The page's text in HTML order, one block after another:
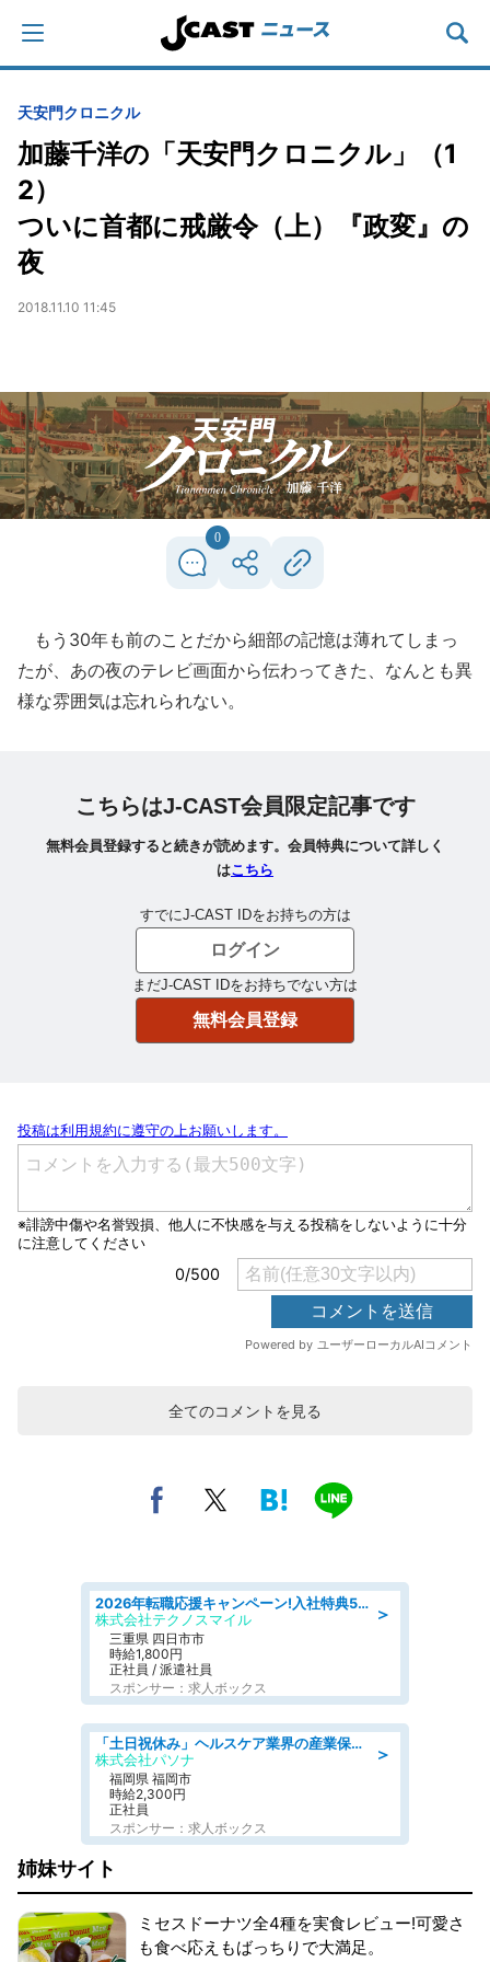
天安門クロニクル
加藤千洋の「天安門クロニクル」（1
2）
ついに首都に戒厳令（上）『政変』の
夜
2018.11.10 11:45
0
もう30年も前のことだから細部の記憶は薄れてしまっ
たが、あの夜のテレビ画面から伝わってきた、なんとも異
様な雰囲気は忘れられない。
全てのコメントを見る
＞
2026年転職応援キャンペーン!入社特典58万円/デンソーで働こう!自動車工場で小型部品の検査業務 denso aichi
株式会社テクノスマイル
三重県 四日市市
時給1,800円
正社員 / 派遣社員
スポンサー：求人ボックス
＞
「土日祝休み」ヘルスケア業界の産業保健師/高時給/未経験OK/要資格:保健師、正看護師
株式会社パソナ
福岡県 福岡市
時給2,300円
正社員
スポンサー：求人ボックス
姉妹サイト
ミセスドーナツ全4種を実食レビュー!可愛さ
も食べ応えもばっちりで大満足。